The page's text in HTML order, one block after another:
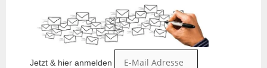
Jetzt & hier anmelden